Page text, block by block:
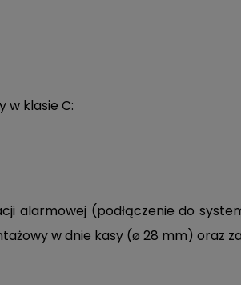
w klasie C:
alarmowej (podłączenie do
w dnie kasy (ø 28 mm) oraz